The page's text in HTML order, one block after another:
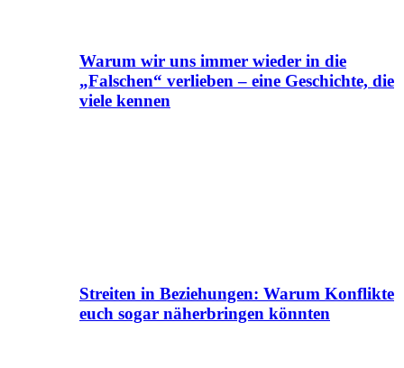
Warum wir uns immer wieder in die
„Falschen“ verlieben – eine Geschichte, die
viele kennen
Streiten in Beziehungen: Warum Konflikte
euch sogar näherbringen könnten